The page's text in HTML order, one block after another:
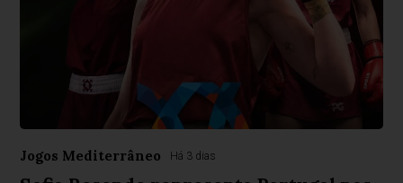
Jogos Mediterrâneo Há 3 dias